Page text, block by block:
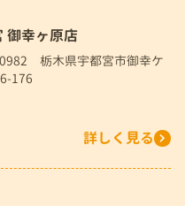
御幸ヶ原店
栃木県宇都宮市御幸ケ
176
詳しく見る